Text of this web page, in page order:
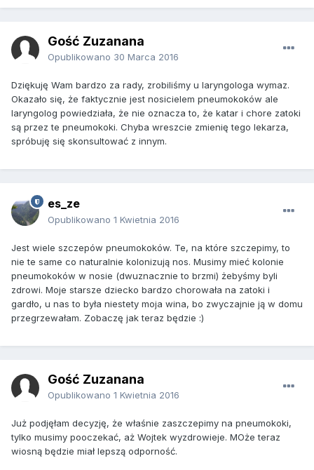
Gość Zuzanana
Opublikowano 30 Marca 2016
Dziękuję Wam bardzo za rady, zrobiliśmy u laryngologa wymaz.
Okazało się, że faktycznie jest nosicielem pneumokoków ale
laryngolog powiedziała, że nie oznacza to, że katar i chore zatoki
są przez te pneumokoki. Chyba wreszcie zmienię tego lekarza,
spróbuję się skonsultować z innym.
es_ze
Opublikowano 1 Kwietnia 2016
Jest wiele szczepów pneumokoków. Te, na które szczepimy, to
nie te same co naturalnie kolonizują nos. Musimy mieć kolonie
pneumokoków w nosie (dwuznacznie to brzmi) żebyśmy byli
zdrowi. Moje starsze dziecko bardzo chorowała na zatoki i
gardło, u nas to była niestety moja wina, bo zwyczajnie ją w domu
przegrzewałam. Zobaczę jak teraz będzie :)
Gość Zuzanana
Opublikowano 1 Kwietnia 2016
Już podjęłam decyzję, że właśnie zaszczepimy na pneumokoki,
tylko musimy pooczekać, aż Wojtek wyzdrowieje. MOże teraz
wiosną będzie miał lepszą odporność.